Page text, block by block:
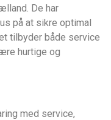
De har
på at sikre optimal
tilbyder både service
hurtige og
med service,